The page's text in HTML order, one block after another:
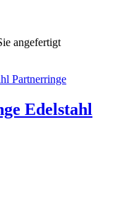
angefertigt
Edelstahl